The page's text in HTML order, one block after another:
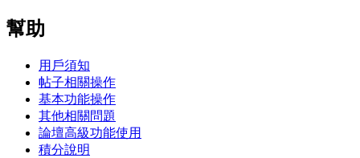
幫助
用戶須知
帖子相關操作
基本功能操作
其他相關問題
論壇高級功能使用
積分說明